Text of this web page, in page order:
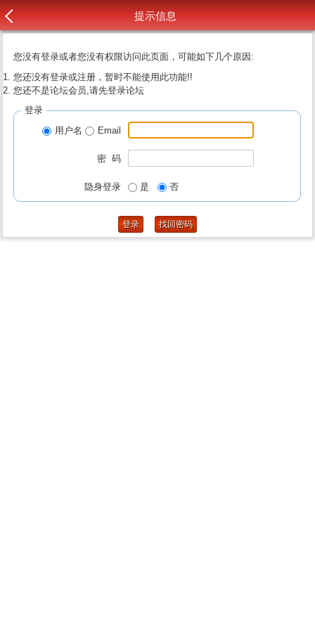
提示信息
您没有登录或者您没有权限访问此页面，可能如下几个原因:
您还没有登录或注册，暂时不能使用此功能!!
您还不是论坛会员,请先登录论坛
登录
用户名
Email
密 码
隐身登录 是 否